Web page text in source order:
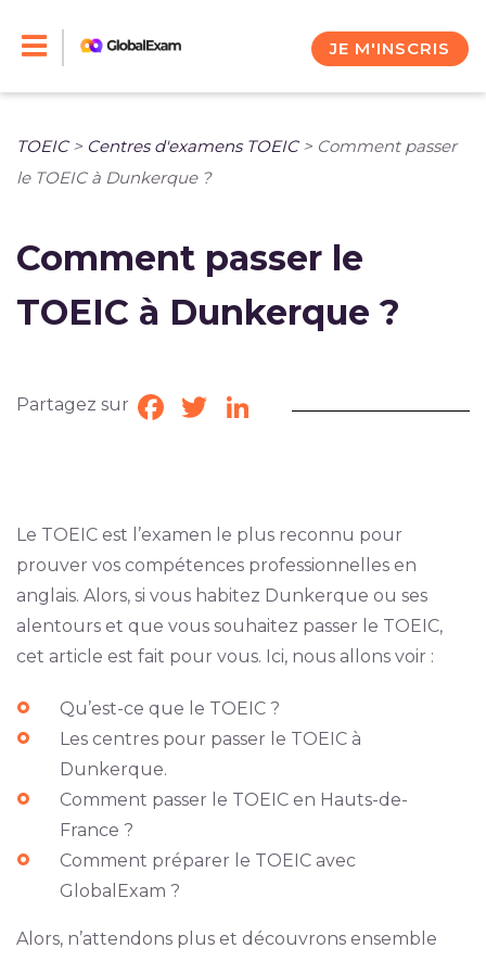
JE M'INSCRIS
TOEIC> Centres d'examens TOEIC> Comment passer
le TOEIC à Dunkerque ?
Comment passer le
TOEIC à Dunkerque ?
Partagez sur Facebook
TwitterLinkedIn
Le TOEIC est l’examen le plus reconnu pour
prouver vos compétences professionnelles en
anglais. Alors, si vous habitez Dunkerque ou ses
alentours et que vous souhaitez passer le TOEIC,
cet article est fait pour vous. Ici, nous allons voir :
Qu’est-ce que le TOEIC ?
Les centres pour passer le TOEIC à
Dunkerque.
Comment passer le TOEIC en Hauts-de-
France ?
Comment préparer le TOEIC avec
GlobalExam ?
Alors, n’attendons plus et découvrons ensemble